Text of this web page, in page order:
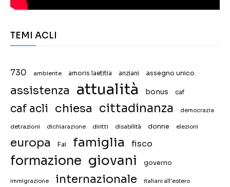
TEMI ACLI
730 ambiente amoris laetitia anziani assegno unico
assistenza attualità bonus caf
caf acli chiesa cittadinanza democrazia
detrazioni dichiarazione diritti disabilità donne elezioni
europa Fai famiglia fisco
formazione giovani governo
immigrazione internazionale italiani all'estero